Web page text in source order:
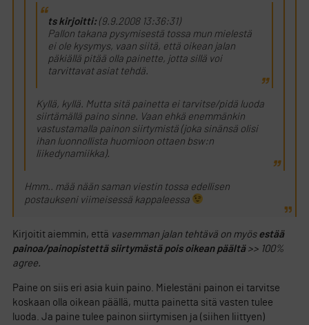
ts kirjoitti:(9.9.2008 13:36:31)
Pallon takana pysymisestä tossa mun mielestä
ei ole kysymys, vaan siitä, että oikean jalan
päkiällä pitää olla painette, jotta sillä voi
tarvittavat asiat tehdä.
Kyllä, kyllä. Mutta sitä painetta ei tarvitse/pidä luoda
siirtämällä paino sinne. Vaan ehkä enemmänkin
vastustamalla painon siirtymistä (joka sinänsä olisi
ihan luonnollista huomioon ottaen bsw:n
liikedynamiikka).
Hmm.. mää nään saman viestin tossa edellisen
postaukseni viimeisessä kappaleessa
Kirjoitit aiemmin, että vasemman jalan tehtävä on myös estää
painoa/painopistettä siirtymästä pois oikean päältä>> 100%
agree.
Paine on siis eri asia kuin paino. Mielestäni painon ei tarvitse
koskaan olla oikean päällä, mutta painetta sitä vasten tulee
luoda. Ja paine tulee painon siirtymisen ja (siihen liittyen)